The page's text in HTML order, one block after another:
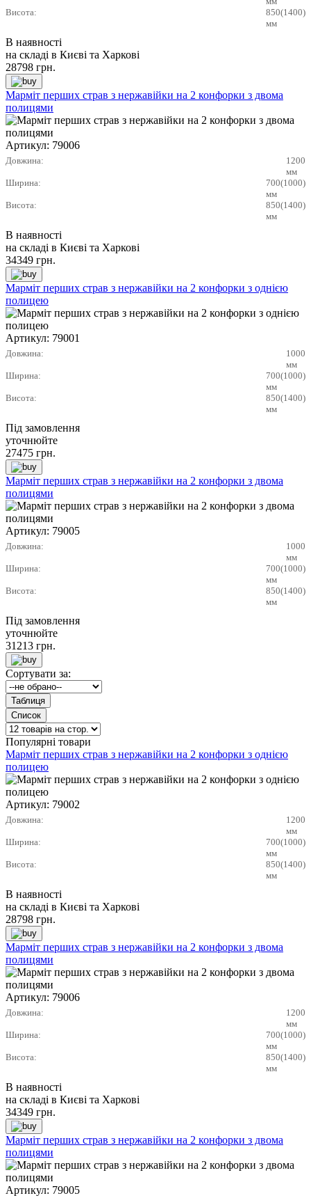
Висота:
850(1400)
мм
В наявності
на складі в Києві та Харкові
28798 грн.
Марміт перших страв з нержавійки на 2 конфорки з двома
полицями
Артикул: 79006
Довжина:
1200
мм
Ширина:
700(1000)
мм
Висота:
850(1400)
мм
В наявності
на складі в Києві та Харкові
34349 грн.
Марміт перших страв з нержавійки на 2 конфорки з однією
полицею
Артикул: 79001
Довжина:
1000
мм
Ширина:
700(1000)
мм
Висота:
850(1400)
мм
Під замовлення
уточнюйте
27475 грн.
Марміт перших страв з нержавійки на 2 конфорки з двома
полицями
Артикул: 79005
Довжина:
1000
мм
Ширина:
700(1000)
мм
Висота:
850(1400)
мм
Під замовлення
уточнюйте
31213 грн.
Сортувати за:
Популярні товари
Марміт перших страв з нержавійки на 2 конфорки з однією
полицею
Артикул: 79002
Довжина:
1200
мм
Ширина:
700(1000)
мм
Висота:
850(1400)
мм
В наявності
на складі в Києві та Харкові
28798 грн.
Марміт перших страв з нержавійки на 2 конфорки з двома
полицями
Артикул: 79006
Довжина:
1200
мм
Ширина:
700(1000)
мм
Висота:
850(1400)
мм
В наявності
на складі в Києві та Харкові
34349 грн.
Марміт перших страв з нержавійки на 2 конфорки з двома
полицями
Артикул: 79005